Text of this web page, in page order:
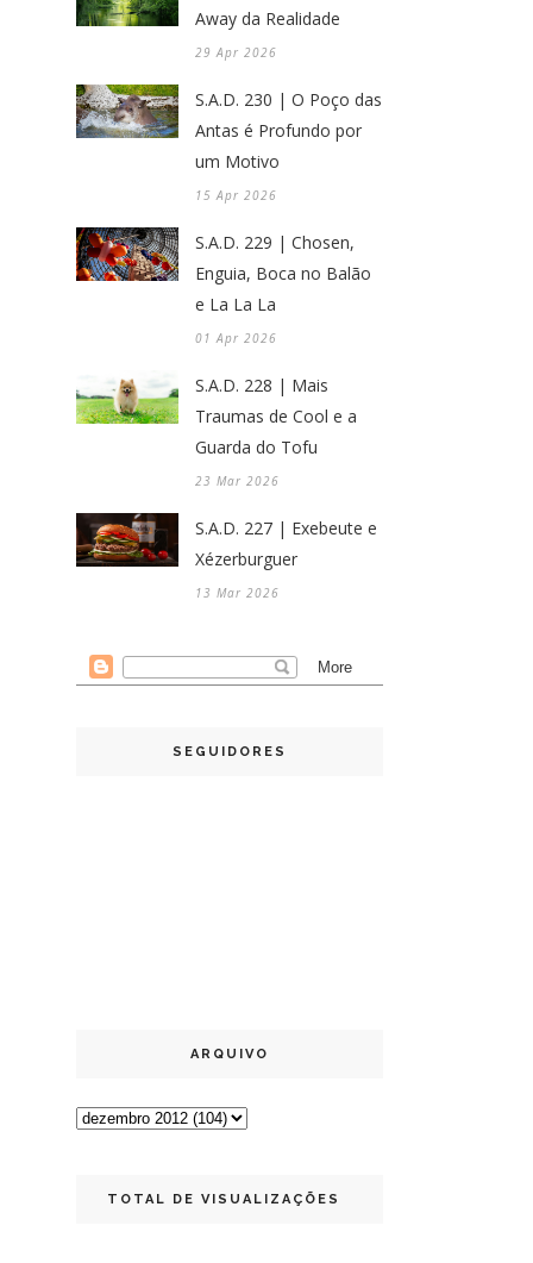
Away da Realidade
29 Apr 2026
S.A.D. 230 | O Poço das
Antas é Profundo por
um Motivo
15 Apr 2026
S.A.D. 229 | Chosen,
Enguia, Boca no Balão
e La La La
01 Apr 2026
S.A.D. 228 | Mais
Traumas de Cool e a
Guarda do Tofu
23 Mar 2026
S.A.D. 227 | Exebeute e
Xézerburguer
13 Mar 2026
SEGUIDORES
ARQUIVO
TOTAL DE VISUALIZAÇÕES